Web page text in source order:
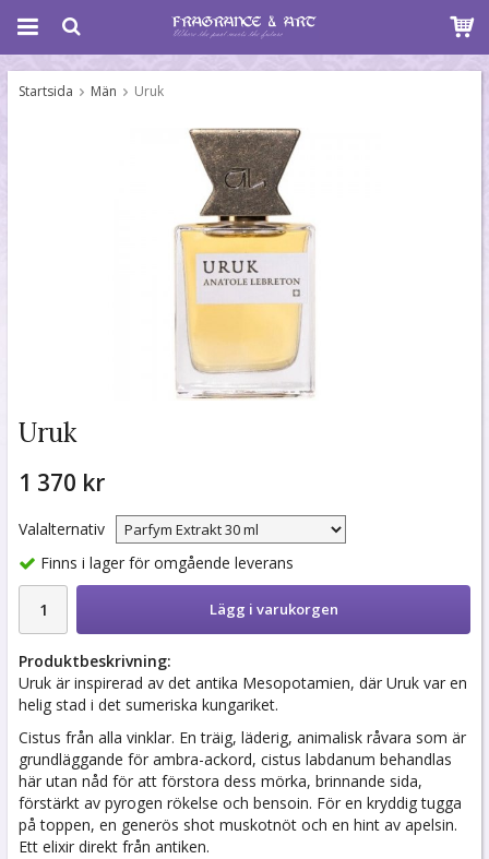
Startsida Män Uruk
Uruk
1 370 kr
Valalternativ
Finns i lager för omgående leverans
Lägg i varukorgen
Produktbeskrivning:
Uruk är inspirerad av det antika Mesopotamien, där Uruk var en
helig stad i det sumeriska kungariket.
Cistus från alla vinklar. En träig, läderig, animalisk råvara som är
grundläggande för ambra-ackord, cistus labdanum behandlas
här utan nåd för att förstora dess mörka, brinnande sida,
förstärkt av pyrogen rökelse och bensoin. För en kryddig tugga
på toppen, en generös shot muskotnöt och en hint av apelsin.
Ett elixir direkt från antiken.